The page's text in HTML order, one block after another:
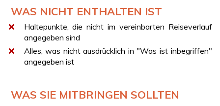
Falls dieses Erlebnis nicht buchbar ist, empfehlen wir
Ihnen diese Alternative:
durch die Halbinsel von Sorrent.
WAS NICHT ENTHALTEN IST
Haltepunkte, die nicht im vereinbarten Reiseverlauf
angegeben sind
Alles, was nicht ausdrücklich in "Was ist inbegriffen"
angegeben ist
WAS SIE MITBRINGEN SOLLTEN